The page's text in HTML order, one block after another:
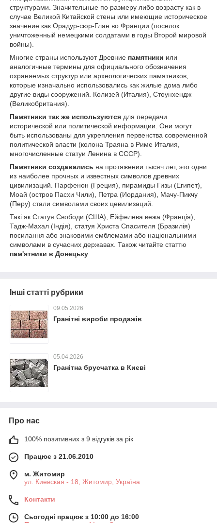
структурами. Значительные по размеру либо возрасту как в
случае Великой Китайской стены или имеющие историческое
значение как Орадур-сюр-Глан во Франции (поселок
уничтоженный немецкими солдатами в годы Второй мировой
войны).
Многие страны используют Древние памятники или
аналогичные термины для официального обозначения
охраняемых структур или археологических памятников,
которые изначально использовались как жилые дома либо
другие виды сооружений. Колизей (Италия), Стоунхендж
(Великобритания).
Памятники так же используются для передачи
исторической или политической информации. Они могут
быть использованы для укрепления первенства современной
политической власти (колона Траяна в Риме Италия,
многочисленные статуи Ленина в СССР).
Памятники создавались на протяжении тысяч лет, это одни
из наиболее прочных и известных символов древних
цивилизаций. Парфенон (Греция), пирамиды Гизы (Египет),
Моай (остров Пасхи Чили), Петра (Иордания), Мачу-Пикчу
(Перу) стали символами своих цевилизаций.
Такі як Статуя Свободи (США), Ейфелева вежа (Франція),
Тадж-Махал (Індія), статуя Христа Спасителя (Бразилія)
посилання або знаковими емблемами або національними
символами в сучасних державах. Також читайте статтю
пам'ятники в Донецьку
Інші статті рубрики
09.05.2026
Гранітні вироби продажів
05.04.2026
Гранітна брусчатка в Києві
Про нас
100% позитивних з 9 відгуків за рік
Працює з 21.06.2010
м. Житомир
ул. Киевская - 18, Житомир, Україна
Контакти
Сьогодні працює з 10:00 до 16:00